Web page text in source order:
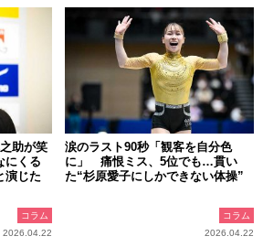
助が笑
にくる
演じた
コラム
2026.04.22
涙のラスト90秒「観客を自分色
に」 痛恨ミス、5位でも…貫い
た“杉原愛子にしかできない体操”
コラム
2026.04.22